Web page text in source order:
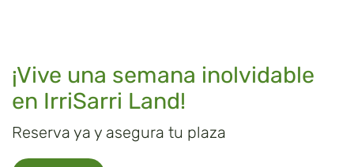
¡Vive una semana inolvidable
en IrriSarri Land!
Reserva ya y asegura tu plaza